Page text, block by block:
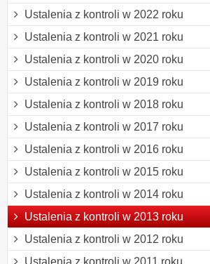
Ustalenia z kontroli w 2022 roku
Ustalenia z kontroli w 2021 roku
Ustalenia z kontroli w 2020 roku
Ustalenia z kontroli w 2019 roku
Ustalenia z kontroli w 2018 roku
Ustalenia z kontroli w 2017 roku
Ustalenia z kontroli w 2016 roku
Ustalenia z kontroli w 2015 roku
Ustalenia z kontroli w 2014 roku
Ustalenia z kontroli w 2013 roku
Ustalenia z kontroli w 2012 roku
Ustalenia z kontroli w 2011 roku